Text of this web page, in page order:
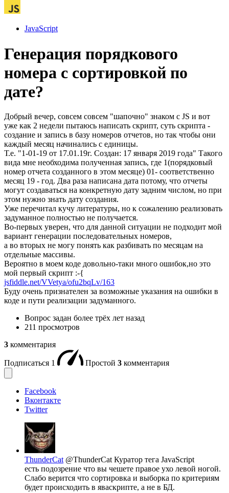
JavaScript
Генерация порядкового
номера с сортировкой по
дате?
Добрый вечер, совсем совсем "шапочно" знаком с JS и вот
уже как 2 недели пытаюсь написать скрипт, суть скрипта -
создание и запись в базу номеров отчетов, но так чтобы они
каждый месяц начинались с единицы.
Т.е. "1-01-19 от 17.01.19г. Создан: 17 января 2019 года" Такого
вида мне необходима полученная запись, где 1(порядковый
номер отчета созданного в этом месяце) 01- соответственно
месяц 19 - год. Два раза написана дата потому, что отчеты
могут создаваться на конкретную дату задним числом, но при
этом нужно знать дату создания.
Уже перечитал кучу литературы, но к сожалению реализовать
задуманное полностью не получается.
Во-первых уверен, что для данной ситуации не подходит мой
вариант генерации последовательных номеров,
а во вторых не могу понять как разбивать по месяцам на
отдельные массивы.
Вероятно в моем коде довольно-таки много ошибок,но это
мой первый скрипт :-{
jsfiddle.net/VVetya/ofu2bqLv/163
Буду очень признателен за возможные указания на ошибки в
коде и пути реализации задуманного.
Вопрос задан более трёх лет назад
211 просмотров
3 комментария
Подписаться 1 Простой 3 комментария
Facebook
Вконтакте
Twitter
ThunderCat @ThunderCat Куратор тега JavaScript
есть подозрение что вы чешете правое ухо левой ногой.
Слабо верится что сортировка и выборка по критериям
будет происходить в яваскрипте, а не в БД.